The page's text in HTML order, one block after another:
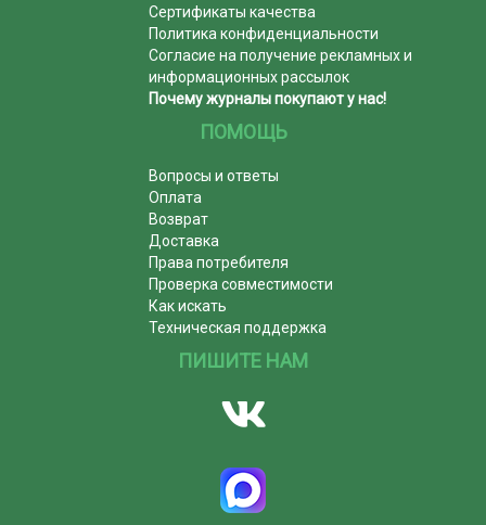
Сертификаты качества
Политика конфиденциальности
Согласие на получение рекламных и
информационных рассылок
Почему журналы покупают у нас!
ПОМОЩЬ
Вопросы и ответы
Оплата
Возврат
Доставка
Права потребителя
Проверка совместимости
Как искать
Техническая поддержка
ПИШИТЕ НАМ